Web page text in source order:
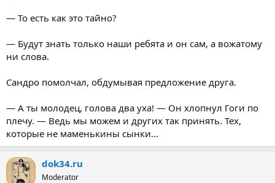
— То есть как это тайно?
— Будут знать только наши ребята и он сам, а вожатому
ни слова.
Сандро помолчал, обдумывая предложение друга.
— А ты молодец, голова два уха! — Он хлопнул Гоги по
плечу. — Ведь мы можем и других так принять. Тех,
которые не маменькины сынки…
dok34.ru
Moderator